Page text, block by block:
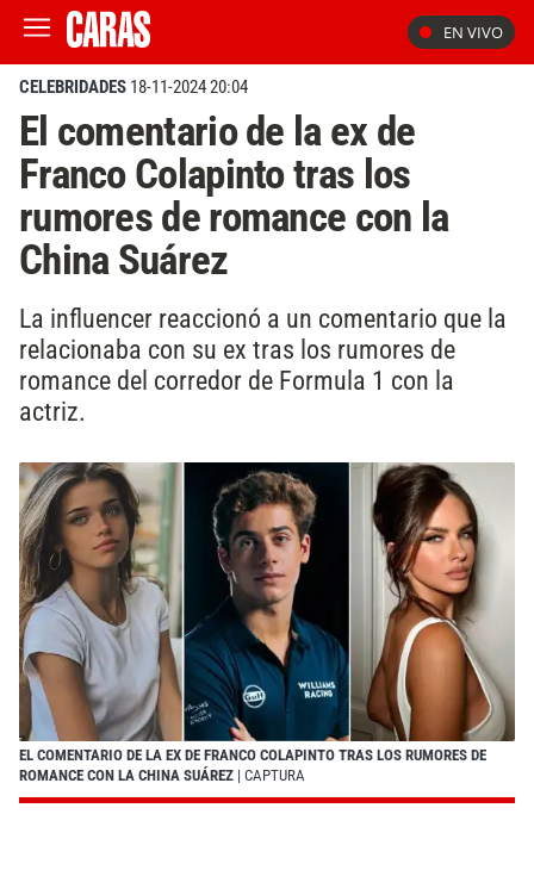
EN VIVO
CELEBRIDADES 18-11-2024 20:04
El comentario de la ex de
Franco Colapinto tras los
rumores de romance con la
China Suárez
La influencer reaccionó a un comentario que la
relacionaba con su ex tras los rumores de
romance del corredor de Formula 1 con la
actriz.
EL COMENTARIO DE LA EX DE FRANCO COLAPINTO TRAS LOS RUMORES DE
ROMANCE CON LA CHINA SUÁREZ | CAPTURA